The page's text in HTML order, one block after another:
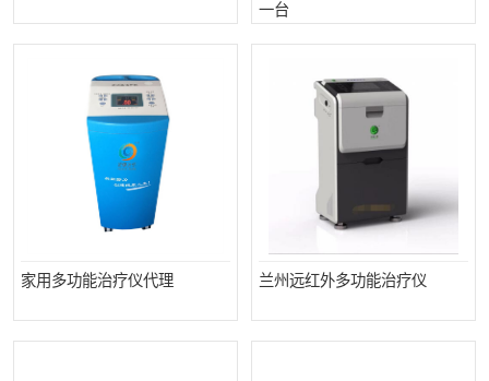
一台
家用多功能治疗仪代理 兰州远红外多功能治疗仪